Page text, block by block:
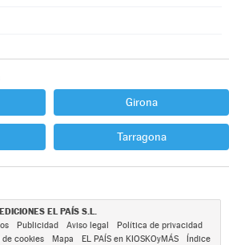
Girona
Tarragona
EDICIONES EL PAÍS S.L.
Publicidad Aviso legal
Política de privacidad
cookies Mapa EL PAÍS en KIOSKOyMÁS
Índice